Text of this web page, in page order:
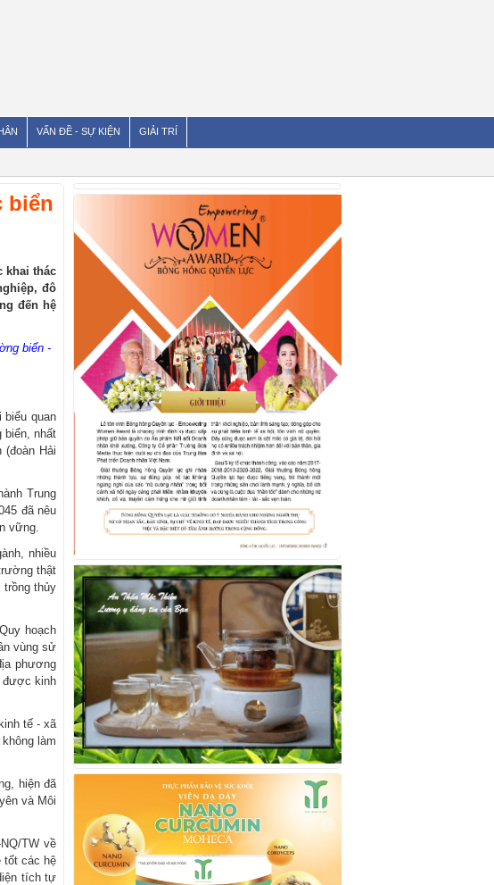
VẤN ĐỀ - SỰ KIỆN GIẢI TRÍ
biển
khai thác
đô
đến hệ
biển -
biểu quan
biển, nhất
Hải
Trung
đã nêu
vững.
nhiều
thật
trồng thủy
hoạch
vùng sử
phương
được kinh
tế - xã
làm
hiện đã
và Môi
TW về
tốt các hệ
tích tự